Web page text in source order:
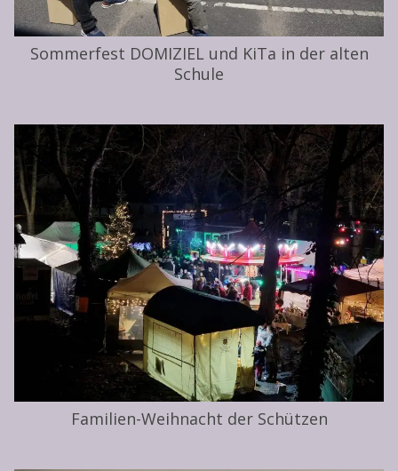
Sommerfest DOMIZIEL und KiTa in der alten
Schule
Familien-Weihnacht der Schützen